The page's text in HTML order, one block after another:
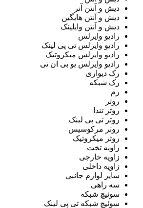
دیش و آنتن آنر
دیش و آنتن هایگین
دیش و آنتن وایلینک
رادیو وایرلس
رادیو وایرلس تی پی لینک
رادیو وایرلس میکروتیک
رادیو وایرلس یو بی ان تی
رک دیواری
رک شبکه
رم
روتر
روتر تندا
روتر تی پی لینک
روتر مرکوسیس
روتر میکروتیک
زاویه تخت
زاویه خارجی
زاویه داخلی
سایر لوازم جانبی
سه راهی
سوئیچ شبکه
سوئیچ شبکه تی پی لینک